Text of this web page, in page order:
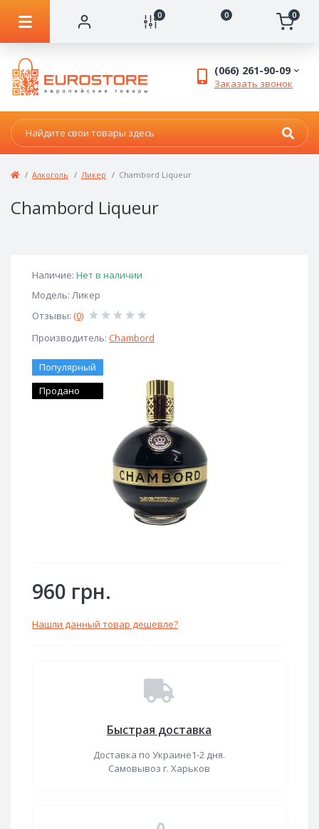
0 0 0
(066) 261-90-09
Заказать звонок
Алкоголь Ликер Chambord Liqueur
Chambord Liqueur
Наличие: Нет в наличии
Модель: Ликер
Отзывы: (0)
Производитель: Chambord
Популярный
Продано
960 грн.
Нашли данный товар дешевле?
Быстрая доставка
Доставка по Украине1-2 дня.
Самовывоз г. Харьков